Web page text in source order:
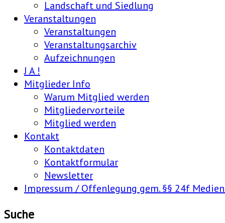
Landschaft und Siedlung
Veranstaltungen
Veranstaltungen
Veranstaltungsarchiv
Aufzeichnungen
J A !
Mitglieder Info
Warum Mitglied werden
Mitgliedervorteile
Mitglied werden
Kontakt
Kontaktdaten
Kontaktformular
Newsletter
Impressum / Offenlegung gem. §§ 24f
Suche